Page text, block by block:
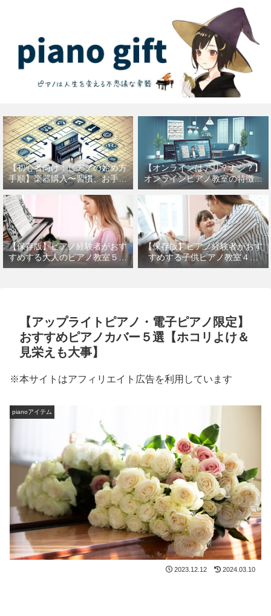
【初心者向け：ピアノの始め方
手順】楽器購入〜習慣、お手入
れなどを紹介
【オンラインはアリ？ナシ？】
オンラインピアノ教室の特徴を
徹底解説【音楽の才能は自宅で
輝く】
【保存版】ピアノ経験者がおす
すめする大人のピアノ教室５選
【年齢は関係ない】
【保存版】ピアノ経験者がおす
すめする子供ピアノ教室４選
【マンツーマン、アップライト
【アップライトピアノ・電子ピアノ限定】
おすすめピアノカバー５選【ホコリよけ＆
見栄えも大事】
※本サイトはアフィリエイト広告を利用しています
pianoアイテム
2023.12.12 2024.03.10